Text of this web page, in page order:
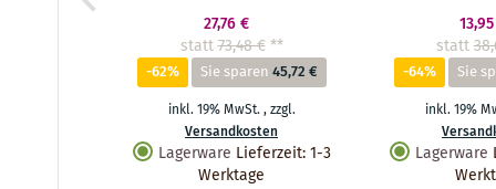
27,76 €
statt73,48 € **
-62% Sie sparen45,72 €
inkl. 19% MwSt.,zzgl.
Versandkosten
Lagerware Lieferzeit:1-3
Werktage
statt
-64% Sie
inkl. 19%
Lagerware